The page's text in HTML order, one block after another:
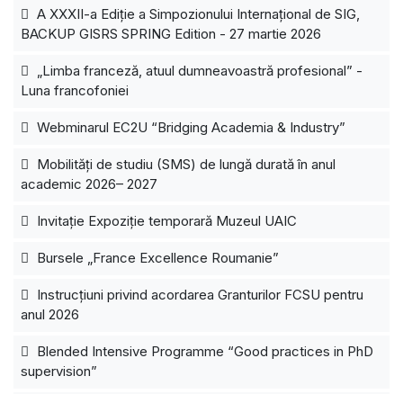
A XXXII-a Ediție a Simpozionului Internațional de SIG,
BACKUP GISRS SPRING Edition - 27 martie 2026
„Limba franceză, atuul dumneavoastră profesional” -
Luna francofoniei
Webminarul EC2U “Bridging Academia & Industry”
Mobilități de studiu (SMS) de lungă durată în anul
academic 2026– 2027
Invitație Expoziție temporară Muzeul UAIC
Bursele „France Excellence Roumanie”
Instrucțiuni privind acordarea Granturilor FCSU pentru
anul 2026
Blended Intensive Programme “Good practices in PhD
supervision”